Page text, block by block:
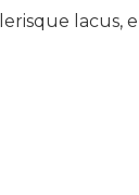
lacus,